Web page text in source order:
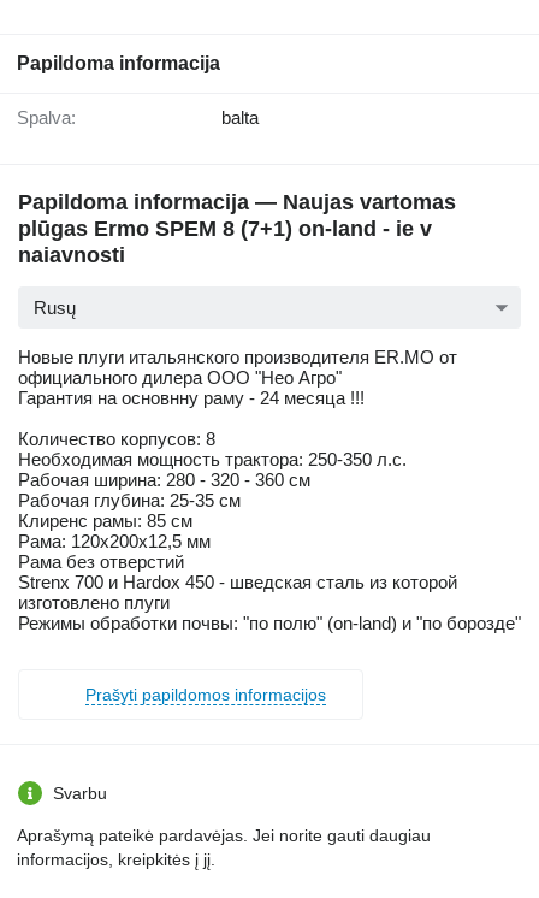
Papildoma informacija
Spalva: balta
Papildoma informacija — Naujas vartomas
plūgas Ermo SPEM 8 (7+1) on-land - ie v
naiavnosti
Rusų
Новые плуги итальянского производителя ER.MO от
официального дилера ООО "Нео Агро"
Гарантия на основнну раму - 24 месяца !!!
Количество корпусов: 8
Необходимая мощность трактора: 250-350 л.с.
Рабочая ширина: 280 - 320 - 360 см
Рабочая глубина: 25-35 см
Клиренс рамы: 85 см
Рама: 120х200х12,5 мм
Рама без отверстий
Strenx 700 и Hardox 450 - шведская сталь из которой
изготовлено плуги
Режимы обработки почвы: "по полю" (on-land) и "по борозде"
Prašyti papildomos informacijos
Svarbu
Aprašymą pateikė pardavėjas. Jei norite gauti daugiau
informacijos, kreipkitės į jį.